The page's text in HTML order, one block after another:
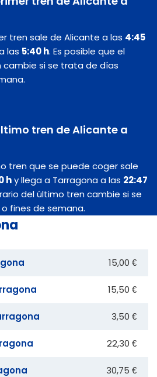
tren sale de Alicante a las 4:45
las 5:40 h. Es posible que el
cambie si se trata de días
tren de Alicante a
tren que se puede coger sale
hy llega a Tarragona a las 22:47
del último tren cambie si se
fines de semana.
15,00 €
15,50 €
3,50 €
22,30 €
30,75 €